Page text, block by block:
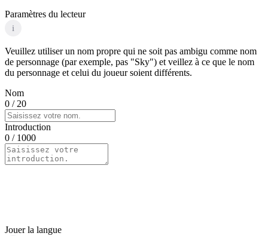
Paramètres du lecteur
i
Veuillez utiliser un nom propre qui ne soit pas ambigu comme nom
de personnage (par exemple, pas "Sky") et veillez à ce que le nom
du personnage et celui du joueur soient différents.
Nom
0 / 20
Introduction
0 / 1000
Jouer la langue